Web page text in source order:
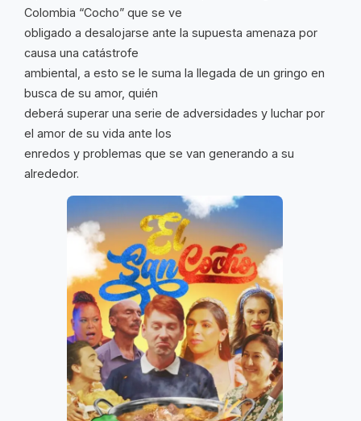
Colombia “Cocho” que se ve
obligado a desalojarse ante la supuesta amenaza por
causa una catástrofe
ambiental, a esto se le suma la llegada de un gringo en
busca de su amor, quién
deberá superar una serie de adversidades y luchar por
el amor de su vida ante los
enredos y problemas que se van generando a su
alrededor.